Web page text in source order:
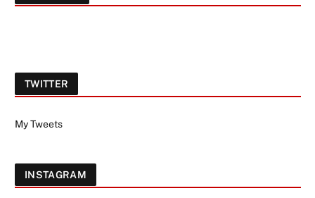
TWITTER
My Tweets
INSTAGRAM